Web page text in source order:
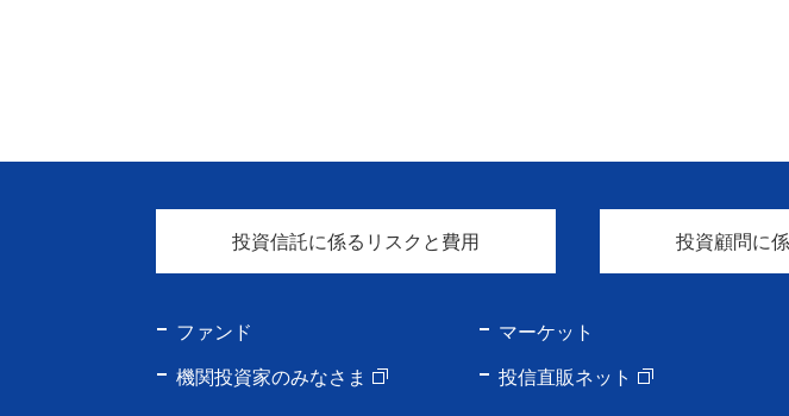
投資信託に係るリスクと費用 投資顧問に
ファンド マーケット
機関投資家のみなさま
投信直販ネット